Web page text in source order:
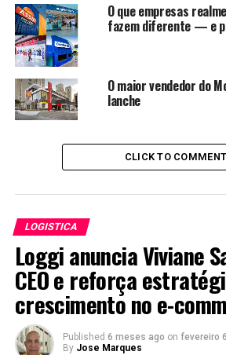
Novas marcas
varejo automotivo
A chegada de novas montadoras
intensificou a transformação do setor.
Especialmente marcas chinesas
BYD lidera a mudança
Além disso, a marca entrou no
vendidas do país em diversos meses.
Como consequência, concessionárias
mais em experiência de compra e
Portanto, o varejo deixou de focar
passou a priorizar valor percebido.
O que empresas
fazem diferente — e
O maior vendedor do
lanche
CLICK TO COMMENT
LOGISTICA
Loggi anuncia Viviane
CEO e reforça
crescimento no e-
Published 6 meses ago on fevereiro
By Jose Marques